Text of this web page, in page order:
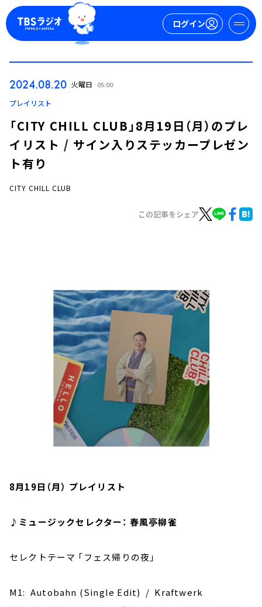
ログイン
YouTube
会社情報
2024.08.20 火曜日 05:00
プレイリスト
「CITY CHILL CLUB」8月19日（月）のプレ
イリスト / サイン入りステッカープレゼン
ト有り
CITY CHILL CLUB
この記事をシェア
8月19日（月） プレイリスト
♪ミュージックセレクター： 春風亭柳雀
セレクトテーマ ｢フェス帰りの夜｣
M1: Autobahn (Single Edit) / Kraftwerk